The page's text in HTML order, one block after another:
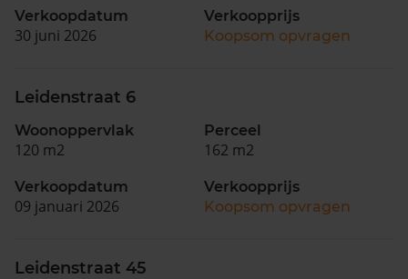
Verkoopdatum
30 juni 2026
Verkoopprijs
Koopsom opvragen
Leidenstraat 6
Woonoppervlak
120 m2
Perceel
162 m2
Verkoopdatum
09 januari 2026
Verkoopprijs
Koopsom opvragen
Leidenstraat 45